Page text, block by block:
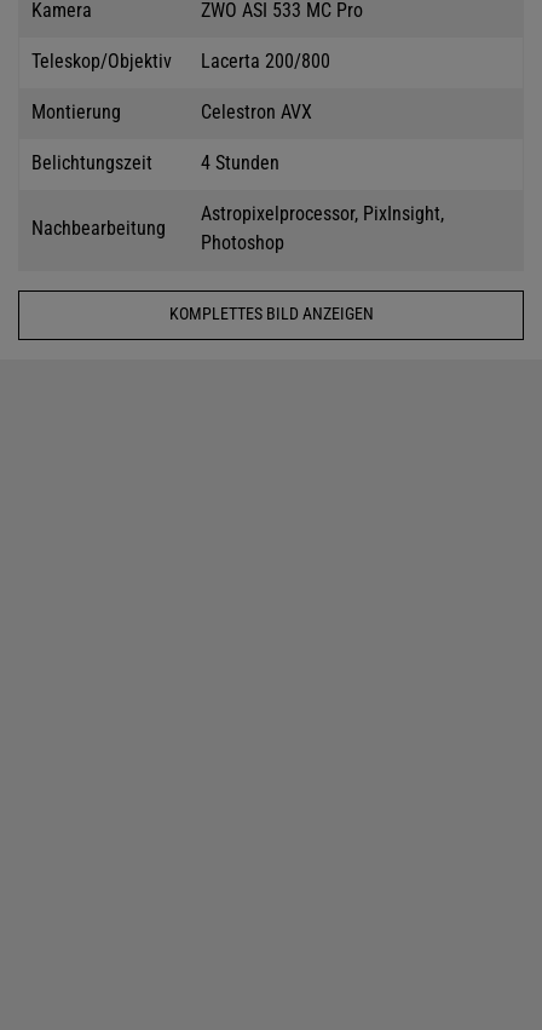
Kamera ZWO ASI 533 MC Pro
Teleskop/Objektiv Lacerta 200/800
Montierung Celestron AVX
Belichtungszeit 4 Stunden
Nachbearbeitung
Astropixelprocessor, PixInsight,
Photoshop
KOMPLETTES BILD ANZEIGEN